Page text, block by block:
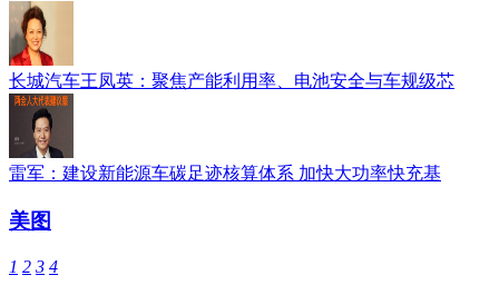
长城汽车王凤英：聚焦产能利用率、电池安全与车规级芯
雷军：建设新能源车碳足迹核算体系 加快大功率快充基
美图
1 2 3 4